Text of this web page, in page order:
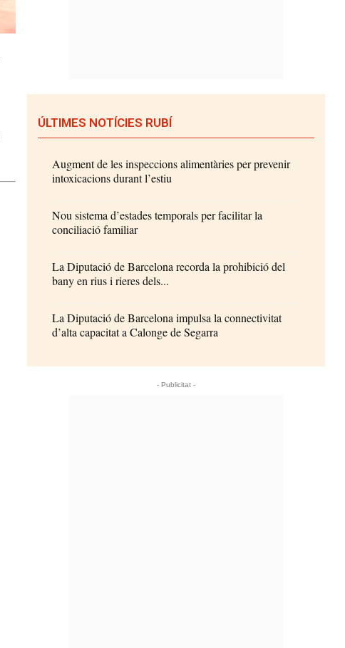
ÚLTIMES NOTÍCIES RUBÍ
Augment de les inspeccions alimentàries per prevenir
intoxicacions durant l’estiu
Nou sistema d’estades temporals per facilitar la
conciliació familiar
La Diputació de Barcelona recorda la prohibició del
bany en rius i rieres dels...
La Diputació de Barcelona impulsa la connectivitat
d’alta capacitat a Calonge de Segarra
- Publicitat -